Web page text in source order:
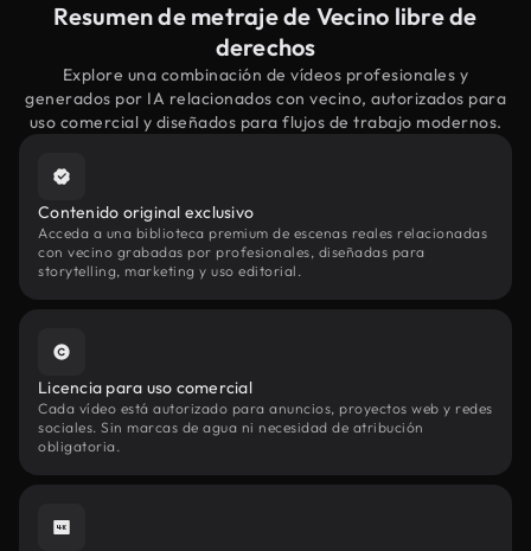
Resumen de metraje de Vecino libre de
derechos
Explore una combinación de vídeos profesionales y
generados por IA relacionados con vecino, autorizados para
uso comercial y diseñados para flujos de trabajo modernos.
Contenido original exclusivo
Acceda a una biblioteca premium de escenas reales relacionadas
con vecino grabadas por profesionales, diseñadas para
storytelling, marketing y uso editorial.
Licencia para uso comercial
Cada vídeo está autorizado para anuncios, proyectos web y redes
sociales. Sin marcas de agua ni necesidad de atribución
obligatoria.